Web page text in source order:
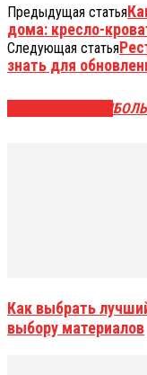
Предыдущая статья
дома: кресло-
Следующая статья
знать для
Как выбрать
выбору материалов